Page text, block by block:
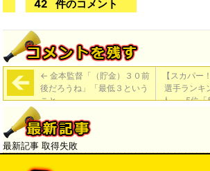
42 件のコメント
← 金本監督「（貯金）３０前
後だろうね」「最低３という
こと」
【スカパー
選手ランキ
人」…5位「
最新記事 取得失敗